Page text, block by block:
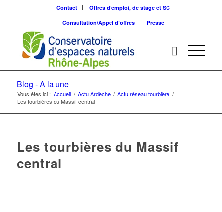
Contact
Offres d’emploi, de stage et SC
Consultation/Appel d’offres
Presse
Blog - A la une
Vous êtes ici : Accueil / Actu Ardèche / Actu réseau tourbière /
Les tourbières du Massif central
Les tourbières du Massif
central